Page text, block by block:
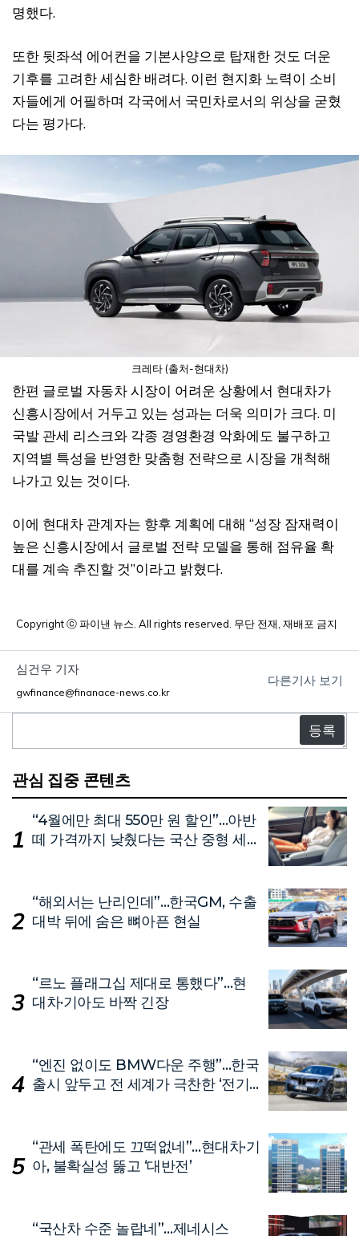
명했다.
또한 뒷좌석 에어컨을 기본사양으로 탑재한 것도 더운
기후를 고려한 세심한 배려다. 이런 현지화 노력이 소비
자들에게 어필하며 각국에서 국민차로서의 위상을 굳혔
다는 평가다.
크레타 (출처-현대차)
한편 글로벌 자동차 시장이 어려운 상황에서 현대차가
신흥시장에서 거두고 있는 성과는 더욱 의미가 크다. 미
국발 관세 리스크와 각종 경영환경 악화에도 불구하고
지역별 특성을 반영한 맞춤형 전략으로 시장을 개척해
나가고 있는 것이다.
이에 현대차 관계자는 향후 계획에 대해 “성장 잠재력이
높은 신흥시장에서 글로벌 전략 모델을 통해 점유율 확
대를 계속 추진할 것”이라고 밝혔다.
Copyright ⓒ 파이낸 뉴스. All rights reserved. 무단 전재, 재배포 금지
심건우 기자
gwfinance@finanace-news.co.kr
다른기사 보기
글
관심 집중 콘텐츠
“4월에만 최대 550만 원 할인”…아반
떼 가격까지 낮췄다는 국산 중형 세
“해외서는 난리인데”…한국GM, 수출
대박 뒤에 숨은 뼈아픈 현실
“르노 플래그십 제대로 통했다”…현
대차·기아도 바짝 긴장
“엔진 없이도 BMW다운 주행”…한국
출시 앞두고 전 세계가 극찬한 ‘전기
“관세 폭탄에도 끄떡없네”…현대차·기
아, 불확실성 뚫고 ‘대반전’
“국산차 수준 놀랍네”…제네시스